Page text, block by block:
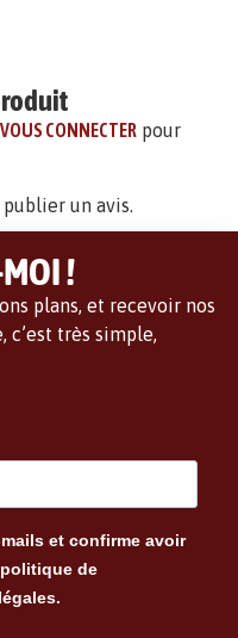
VOUS CONNECTER pour
un avis.
!
plans, et recevoir nos
c’est très simple,
et confirme avoir
de